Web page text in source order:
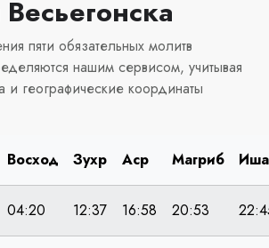
пяти обязательных молитв
нашим сервисом, учитывая
географические координаты
Восход Зухр Аср Магриб Иша
04:20 12:37 16:58 20:53